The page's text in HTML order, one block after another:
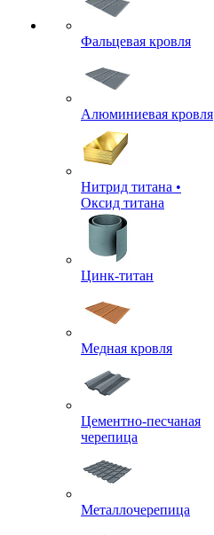
Фальцевая кровля
Алюминиевая кровля
Нитрид титана •
Оксид титана
Цинк-титан
Медная кровля
Цементно-песчаная
черепица
Металлочерепица